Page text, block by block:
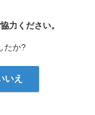
力ください。
たか?
いえ